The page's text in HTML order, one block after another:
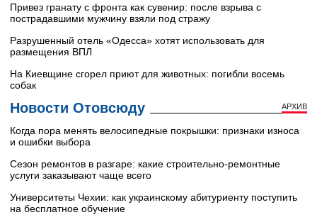
Привез гранату с фронта как сувенир: после взрыва с
пострадавшими мужчину взяли под стражу
Разрушенный отель «Одесса» хотят использовать для
размещения ВПЛ
На Киевщине сгорел приют для животных: погибли восемь
собак
Новости Отовсюду АРХИВ
Когда пора менять велосипедные покрышки: признаки износа
и ошибки выбора
Сезон ремонтов в разгаре: какие строительно-ремонтные
услуги заказывают чаще всего
Университеты Чехии: как украинскому абитуриенту поступить
на бесплатное обучение